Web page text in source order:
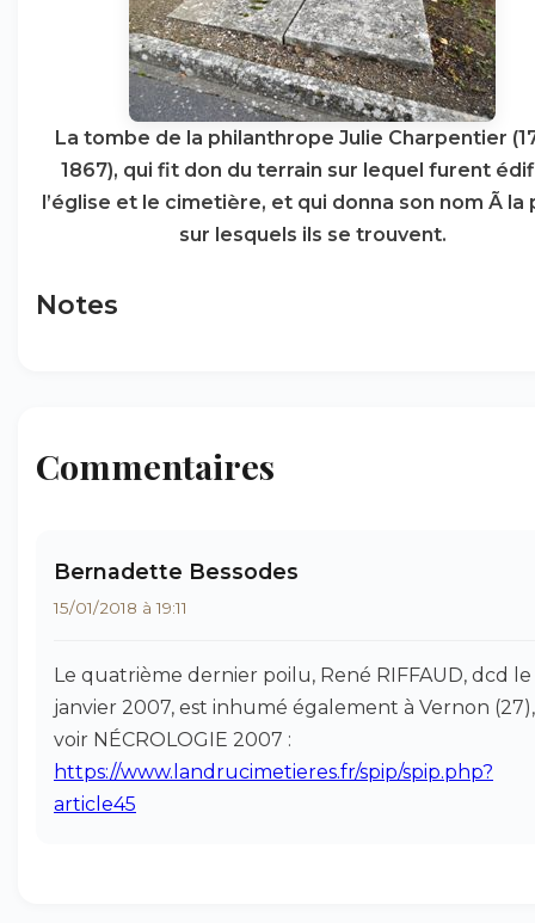
La tombe de la philanthrope Julie Charpentier
1867), qui fit don du terrain sur lequel furent
l’église et le cimetière, et qui donna son nom Ã la
sur lesquels ils se trouvent.
Notes
Commentaires
Bernadette Bessodes
15/01/2018 à 19:11
Le quatrième dernier poilu, René RIFFAUD, dcd le
janvier 2007, est inhumé également à Vernon (27),
voir NÉCROLOGIE 2007 :
https://www.landrucimetieres.fr/spip/spip.php?
article45